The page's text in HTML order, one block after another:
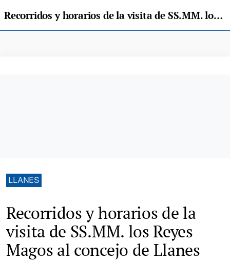
Recorridos y horarios de la visita de SS.MM. los Reyes Magos al concejo de Llanes
LLANES
Recorridos y horarios de la
visita de SS.MM. los Reyes
Magos al concejo de Llanes